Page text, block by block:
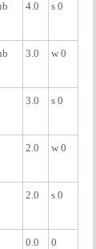
4.0 s 0
3.0 w 0
3.0 s 0
2.0 w 0
2.0 s 0
0.0 0